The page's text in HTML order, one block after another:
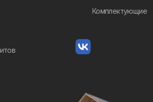
Комплектующие